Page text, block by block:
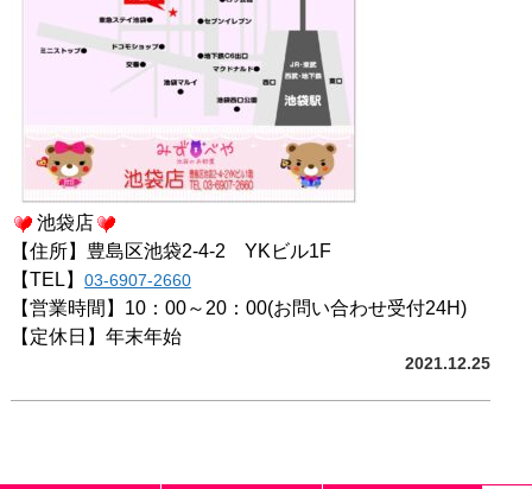
池袋店
【住所】豊島区池袋2-4-2 YKビル1F
【TEL】 03-6907-2660
【営業時間】10：00～20：00(お問い合わせ受付24H)
【定休日】年末年始
2021.12.25